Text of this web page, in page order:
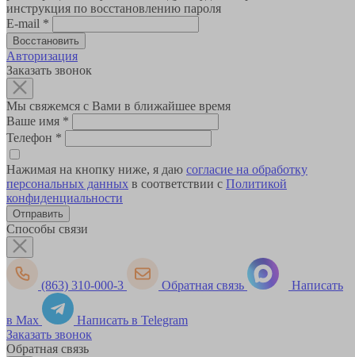
инструкция по восстановлению пароля
E-mail *
Авторизация
Заказать звонок
Мы свяжемся с Вами в ближайшее время
Ваше имя *
Телефон *
Нажимая на кнопку ниже, я даю согласие на обработку
персональных данных в соответствии с Политикой
конфиденциальности
Способы связи
(863) 310-000-3 Обратная связь Написать
в Max
Написать в Telegram
Заказать звонок
Обратная связь